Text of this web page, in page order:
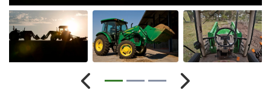
Anterior Próximo